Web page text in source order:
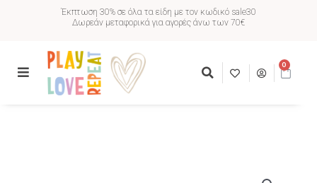
Έκπτωση 30% σε όλα τα είδη με τον κωδικό sale30
Δωρεάν μεταφορικά για αγορές άνω των 70€
0